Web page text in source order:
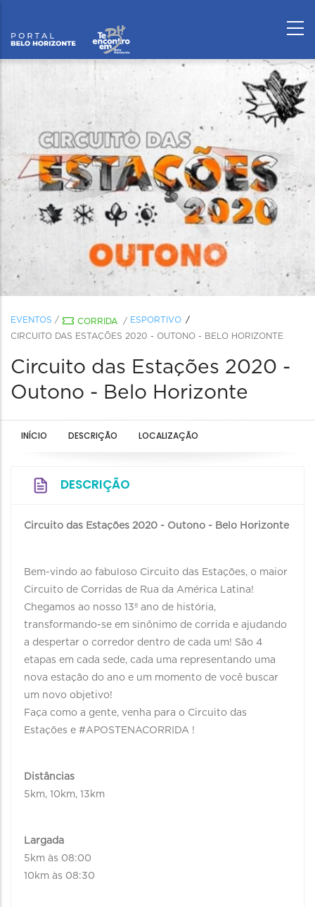
EVENTOS / CORRIDA / ESPORTIVO
CIRCUITO DAS ESTAÇÕES 2020 - OUTONO - BELO HORIZONTE
Circuito das Estações 2020 -
Outono - Belo Horizonte
INÍCIO DESCRIÇÃO LOCALIZAÇÃO
DESCRIÇÃO
Circuito das Estações 2020 - Outono - Belo Horizonte
Bem-vindo ao fabuloso Circuito das Estações, o maior
Circuito de Corridas de Rua da América Latina!
Chegamos ao nosso 13º ano de história,
transformando-se em sinônimo de corrida e ajudando
a despertar o corredor dentro de cada um! São 4
etapas em cada sede, cada uma representando uma
nova estação do ano e um momento de você buscar
um novo objetivo!
Faça como a gente, venha para o Circuito das
Estações e #APOSTENACORRIDA !
Distâncias
5km, 10km, 13km
Largada
5km às 08:00
10km às 08:30